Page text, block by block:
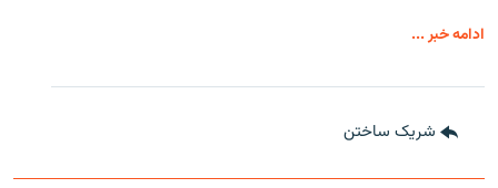
ادامه خبر ...
شریک ساختن